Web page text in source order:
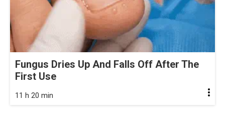
Fungus Dries Up And Falls Off After The
First Use
11 h 20 min